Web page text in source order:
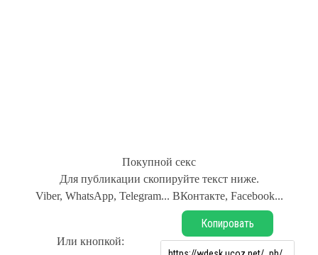
Покупной секс
Для публикации скопируйте текст ниже.
Viber, WhatsApp, Telegram... ВКонтакте, Facebook...
Или кнопкой:
Копировать